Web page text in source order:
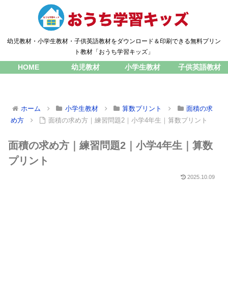
幼児教材・小学生教材・子供英語教材をダウンロード＆印刷できる無料プリン
ト教材「おうち学習キッズ」
HOME 幼児教材 小学生教材 子供英語教材
ホーム 小学生教材 算数プリント
面積の求
め方
面積の求め方｜練習問題2｜小学4年生｜算数プリント
面積の求め方｜練習問題2｜小学4年生｜算数
プリント
2025.10.09